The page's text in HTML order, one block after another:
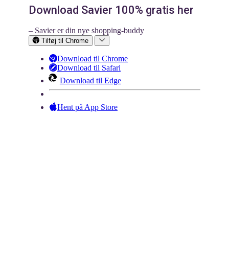
Download Savier 100% gratis her
– Savier er din nye shopping-buddy
Tilføj til Chrome
Download til Chrome
Download til Safari
Download til Edge
Hent på App Store